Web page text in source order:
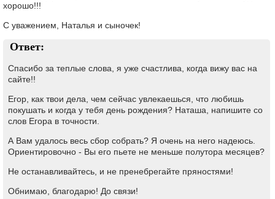
хорошо!!!
С уважением, Наталья и сыночек!
Ответ:
Спасибо за теплые слова, я уже счастлива, когда вижу вас на
сайте!!
Егор, как твои дела, чем сейчас увлекаешься, что любишь
покушать и когда у тебя день рождения? Наташа, напишите со
слов Егора в точности.
А Вам удалось весь сбор собрать? Я очень на него надеюсь.
Ориентировочно - Вы его пьете не меньше полутора месяцев?
Не останавливайтесь, и не пренебрегайте пряностями!
Обнимаю, благодарю! До связи!